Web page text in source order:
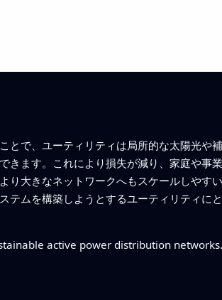
で、ユーティリティは局所的な太陽光や
きます。これにより損失が減り、家庭や事
り大きなネットワークへもスケールしやす
テムを構築しようとするユーティリティに
active power distribution networks.